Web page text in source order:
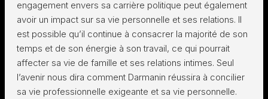
engagement envers sa carrière politique peut également
avoir un impact sur sa vie personnelle et ses relations. Il
est possible qu’il continue à consacrer la majorité de son
temps et de son énergie à son travail, ce qui pourrait
affecter sa vie de famille et ses relations intimes. Seul
l’avenir nous dira comment Darmanin réussira à concilier
sa vie professionnelle exigeante et sa vie personnelle.